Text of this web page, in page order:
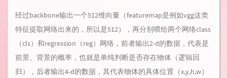
经过backbone输出一个512维向量（featuremap是例如vgg这类
特征提取网络出来的，所以是512），再分别喂给两个网络class
（cls）和regression（reg）网络，前者输出2-d的数据，代表是
前景、背景的概率，也就是单纯判断是否存在物体（逻辑回
归），后者输出4-d的数据，其代表物体的具体位置（x,y,h,w）